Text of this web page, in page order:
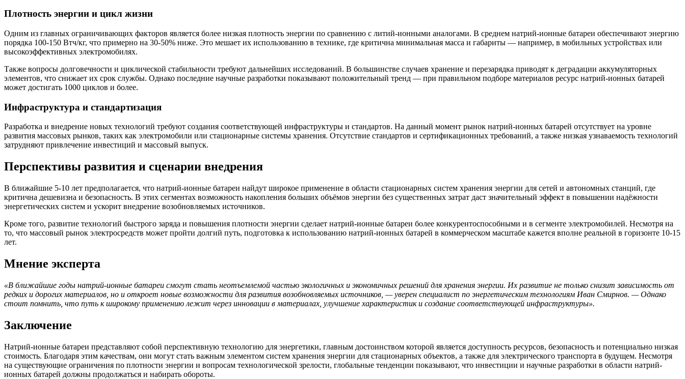
Плотность энергии и цикл жизни
Одним из главных ограничивающих факторов является более низкая плотность энергии по сравнению с литий-ионными аналогами. В среднем натрий-ионные батареи обеспечивают энергию
порядка 100-150 Втч/кг, что примерно на 30-50% ниже. Это мешает их использованию в технике, где критична минимальная масса и габариты — например, в мобильных устройствах или
высокоэффективных электромобилях.
Также вопросы долговечности и циклической стабильности требуют дальнейших исследований. В большинстве случаев хранение и перезарядка приводят к деградации аккумуляторных
элементов, что снижает их срок службы. Однако последние научные разработки показывают положительный тренд — при правильном подборе материалов ресурс натрий-ионных батарей
может достигать 1000 циклов и более.
Инфраструктура и стандартизация
Разработка и внедрение новых технологий требуют создания соответствующей инфраструктуры и стандартов. На данный момент рынок натрий-ионных батарей отсутствует на уровне
развития массовых рынков, таких как электромобили или стационарные системы хранения. Отсутствие стандартов и сертификационных требований, а также низкая узнаваемость технологий
затрудняют привлечение инвестиций и массовый выпуск.
Перспективы развития и сценарии внедрения
В ближайшие 5-10 лет предполагается, что натрий-ионные батареи найдут широкое применение в области стационарных систем хранения энергии для сетей и автономных станций, где
критична дешевизна и безопасность. В этих сегментах возможность накопления больших объёмов энергии без существенных затрат даст значительный эффект в повышении надёжности
энергетических систем и ускорит внедрение возобновляемых источников.
Кроме того, развитие технологий быстрого заряда и повышения плотности энергии сделает натрий-ионные батареи более конкурентоспособными и в сегменте электромобилей. Несмотря на
то, что массовый рынок электросредств может пройти долгий путь, подготовка к использованию натрий-ионных батарей в коммерческом масштабе кажется вполне реальной в горизонте 10-15
лет.
Мнение эксперта
«В ближайшие годы натрий-ионные батареи смогут стать неотъемлемой частью экологичных и экономичных решений для хранения энергии. Их развитие не только снизит зависимость от
редких и дорогих материалов, но и откроет новые возможности для развития возобновляемых источников, — уверен специалист по энергетическим технологиям Иван Смирнов. — Однако
стоит помнить, что путь к широкому применению лежит через инновации в материалах, улучшение характеристик и создание соответствующей инфраструктуры».
Заключение
Натрий-ионные батареи представляют собой перспективную технологию для энергетики, главным достоинством которой является доступность ресурсов, безопасность и потенциально низкая
стоимость. Благодаря этим качествам, они могут стать важным элементом систем хранения энергии для стационарных объектов, а также для электрического транспорта в будущем. Несмотря
на существующие ограничения по плотности энергии и вопросам технологической зрелости, глобальные тенденции показывают, что инвестиции и научные разработки в области натрий-
ионных батарей должны продолжаться и набирать обороты.